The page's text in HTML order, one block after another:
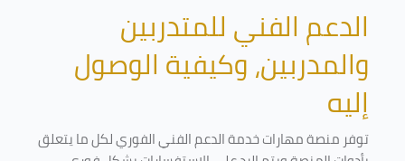
الدعم الفني للمتدربين
والمدربين، وكيفية الوصول
إليه
توفر منصة مهارات خدمة الدعم الفني الفوري لكل ما يتعلق